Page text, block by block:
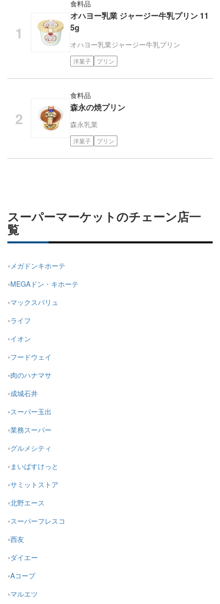
食料品
オハヨー乳業 ジャージー牛乳プリン 11
5g
オハヨー乳業ジャージー牛乳プリン
洋菓子 プリン
食料品
森永の焼プリン
森永乳業
洋菓子 プリン
スーパーマーケットのチェーン店一
覧
メガドンキホーテ
MEGAドン・キホーテ
マックスバリュ
ライフ
イオン
フードウェイ
肉のハナマサ
成城石井
スーパー玉出
業務スーパー
グルメシティ
まいばすけっと
サミットストア
北野エース
スーパーフレスコ
西友
ダイエー
Aコープ
マルエツ